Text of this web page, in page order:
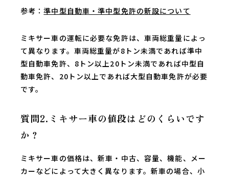
参考：準中型自動車・準中型免許の新設について
ミキサー車の運転に必要な免許は、車両総重量によっ
て異なります。車両総重量が8トン未満であれば準中
型自動車免許、8トン以上20トン未満であれば中型自
動車免許、20トン以上であれば大型自動車免許が必要
です。
質問2.ミキサー車の値段はどのくらいです
か？
ミキサー車の価格は、新車・中古、容量、機能、メー
カーなどによって大きく異なります。新車の場合、小